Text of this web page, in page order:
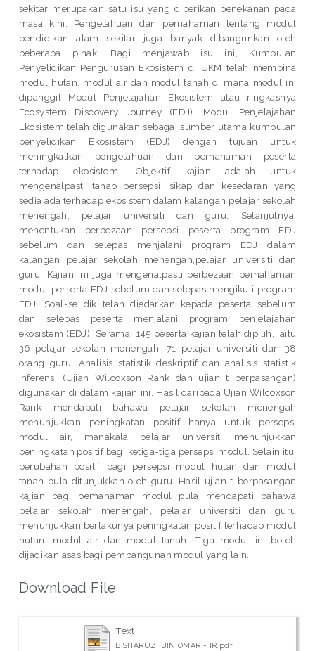
sekitar merupakan satu isu yang diberikan penekanan pada
masa kini. Pengetahuan dan pemahaman tentang modul
pendidikan alam sekitar juga banyak dibangunkan oleh
beberapa pihak. Bagi menjawab isu ini, Kumpulan
Penyelidikan Pengurusan Ekosistem di UKM telah membina
modul hutan, modul air dan modul tanah di mana modul ini
dipanggil Modul Penjelajahan Ekosistem atau ringkasnya
Ecosystem Discovery Journey (EDJ). Modul Penjelajahan
Ekosistem telah digunakan sebagai sumber utama kumpulan
penyelidikan Ekosistem (EDJ) dengan tujuan untuk
meningkatkan pengetahuan dan pemahaman peserta
terhadap ekosistem. Objektif kajian adalah untuk
mengenalpasti tahap persepsi, sikap dan kesedaran yang
sedia ada terhadap ekosistem dalam kalangan pelajar sekolah
menengah, pelajar universiti dan guru. Selanjutnya,
menentukan perbezaan persepsi peserta program EDJ
sebelum dan selepas menjalani program EDJ dalam
kalangan pelajar sekolah menengah,pelajar universiti dan
guru. Kajian ini juga mengenalpasti perbezaan pemahaman
modul perserta EDJ sebelum dan selepas mengikuti program
EDJ. Soal-selidik telah diedarkan kepada peserta sebelum
dan selepas peserta menjalani program penjelajahan
ekosistem (EDJ). Seramai 145 peserta kajian telah dipilih, iaitu
36 pelajar sekolah menengah, 71 pelajar universiti dan 38
orang guru. Analisis statistik deskriptif dan analisis statistik
inferensi (Ujian Wilcoxson Rank dan ujian t berpasangan)
digunakan di dalam kajian ini. Hasil daripada Ujian Wilcoxson
Rank mendapati bahawa pelajar sekolah menengah
menunjukkan peningkatan positif hanya untuk persepsi
modul air, manakala pelajar universiti menunjukkan
peningkatan positif bagi ketiga-tiga persepsi modul. Selain itu,
perubahan positif bagi persepsi modul hutan dan modul
tanah pula ditunjukkan oleh guru. Hasil ujian t-berpasangan
kajian bagi pemahaman modul pula mendapati bahawa
pelajar sekolah menengah, pelajar universiti dan guru
menunjukkan berlakunya peningkatan positif terhadap modul
hutan, modul air dan modul tanah. Tiga modul ini boleh
dijadikan asas bagi pembangunan modul yang lain.
Download File
Text
BISHARUZI BIN OMAR - IR.pdf